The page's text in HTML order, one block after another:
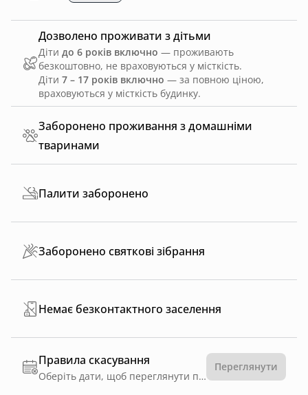
Заборонено проживання з домашніми
тваринами
Дозволено проживати з дітьми
Діти до 6 років включно — проживають
безкоштовно, не враховуються у місткість.
Діти 7 – 17 років включно — за повною ціною,
враховуються у місткість будинку.
Палити заборонено
Заборонено святкові зібрання
Немає безконтактного заселення
Правила скасування
Оберіть дати, щоб переглянути правила
Переглянути